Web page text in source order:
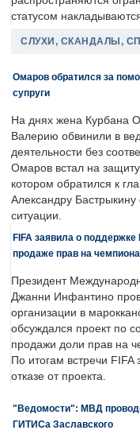
статусом
СЛУХИ, СКАНДАЛЫ,
Омаров обратился за
супруги
На днях жена Курбана
Валерию обвинили в
деятельности без
Омаров встал на
котором обратился к
Александру Бастрыкину
ситуации.
FIFA заявила о поддержке
продаже прав на
Президент
Джанни Инфантино
организации в
обсуждался проект по
продажи доли прав на
По итогам встречи
отказе от проекта.
"Ведомости": МВД
ГИТИСа Заславского